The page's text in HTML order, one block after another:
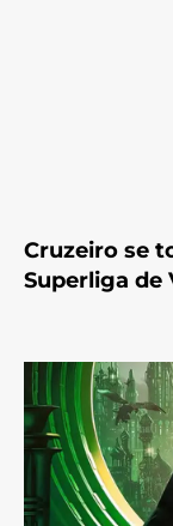
Cruzeiro se
Superliga de